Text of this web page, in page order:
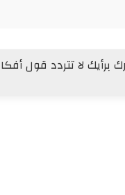
برأيك لا تتردد قول